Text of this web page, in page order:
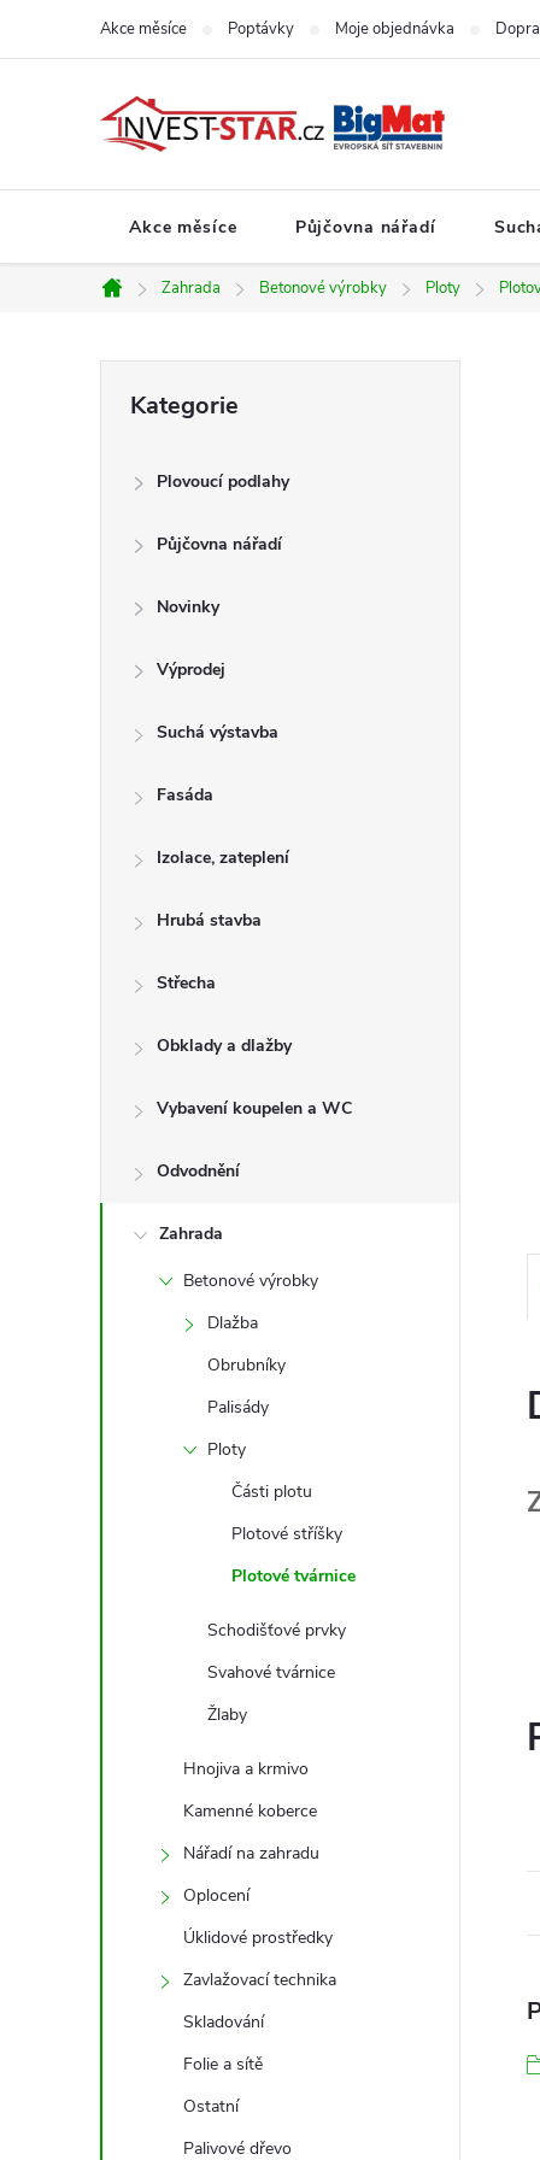
Akce měsíce Poptávky Moje objednávka
Akce měsíce Půjčovna nářadí
Domů
Zahrada Betonové výrobky Ploty
kategorie
Kategorie
Plovoucí podlahy
Půjčovna nářadí
Novinky
Výprodej
Suchá výstavba
Fasáda
Izolace, zateplení
Hrubá stavba
Střecha
Obklady a dlažby
Vybavení koupelen a WC
Odvodnění
Zahrada
Betonové výrobky
Dlažba
Obrubníky
Palisády
Ploty
Části plotu
Plotové stříšky
Plotové tvárnice
Schodišťové prvky
Svahové tvárnice
Žlaby
Hnojiva a krmivo
Kamenné koberce
Nářadí na zahradu
Oplocení
Úklidové prostředky
Zavlažovací technika
Skladování
Folie a sítě
Ostatní
Palivové dřevo